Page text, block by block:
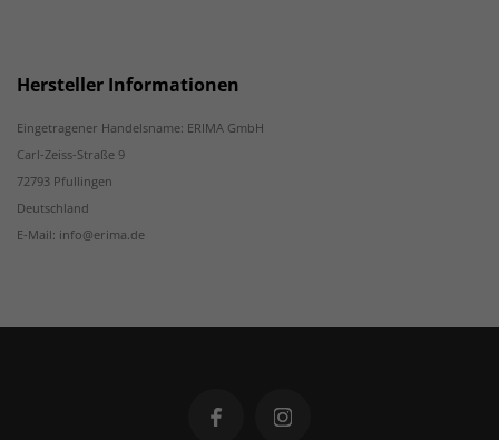
Hersteller Informationen
Eingetragener Handelsname: ERIMA GmbH
Carl-Zeiss-Straße 9
72793 Pfullingen
Deutschland
E-Mail: info@erima.de